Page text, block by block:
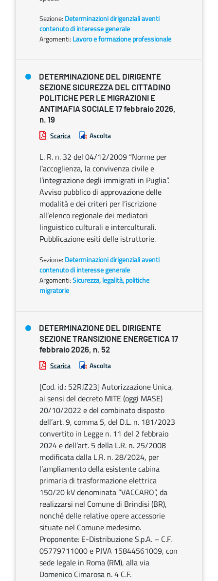
Sezione: Determinazioni dirigenziali aventi
contenuto di interesse generale
Argomenti: Lavoro e formazione professionale
DETERMINAZIONE DEL DIRIGENTE
SEZIONE SICUREZZA DEL CITTADINO
POLITICHE PER LE MIGRAZIONI E
ANTIMAFIA SOCIALE 17 febbraio 2026,
n. 19
Scarica Ascolta
L. R. n. 32 del 04/12/2009 “Norme per
l’accoglienza, la convivenza civile e
l’integrazione degli immigrati in Puglia”.
Avviso pubblico di approvazione delle
modalità e dei criteri per l’iscrizione
all’elenco regionale dei mediatori
linguistico culturali e interculturali.
Pubblicazione esiti delle istruttorie.
Sezione: Determinazioni dirigenziali aventi
contenuto di interesse generale
Argomenti:Sicurezza, legalità, politiche
migratorie
DETERMINAZIONE DEL DIRIGENTE
SEZIONE TRANSIZIONE ENERGETICA 17
febbraio 2026, n. 52
Scarica Ascolta
[Cod. id.: 52RJZ23] Autorizzazione Unica,
ai sensi del decreto MITE (oggi MASE)
20/10/2022 e del combinato disposto
dell’art. 9, comma 5, del D.L. n. 181/2023
convertito in Legge n. 11 del 2 febbraio
2024 e dell’art. 5 della L.R. n. 25/2008
modificata dalla L.R. n. 28/2024, per
l’ampliamento della esistente cabina
primaria di trasformazione elettrica
150/20 kV denominata “VACCARO”, da
realizzarsi nel Comune di Brindisi (BR),
nonché delle relative opere accessorie
situate nel Comune medesimo.
Proponente: E-Distribuzione S.p.A. – C.F.
05779711000 e P.IVA 15844561009, con
sede legale in Roma (RM), alla via
Domenico Cimarosa n. 4 C.F.